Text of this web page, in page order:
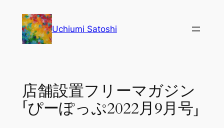
Uchiumi Satoshi
店舗設置フリーマガジン
「ぴーぽっぷ2022月9月号」